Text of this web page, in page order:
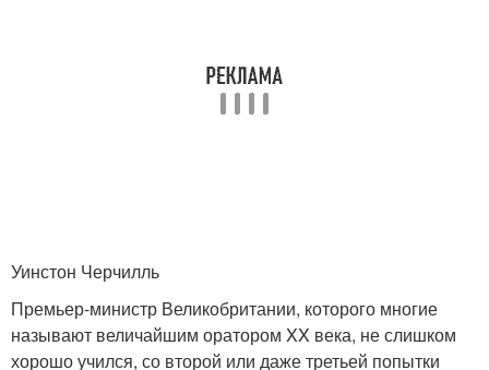
Уинстон Черчилль
Премьер-министр Великобритании, которого многие
называют величайшим оратором XX века, не слишком
хорошо учился, со второй или даже третьей попытки